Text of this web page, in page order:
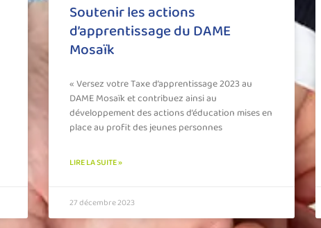
Soutenir les actions
d’apprentissage du DAME
Mosaïk
« Versez votre Taxe d’apprentissage 2023 au
DAME Mosaïk et contribuez ainsi au
développement des actions d’éducation mises en
place au profit des jeunes personnes
LIRE LA SUITE »
27 décembre 2023